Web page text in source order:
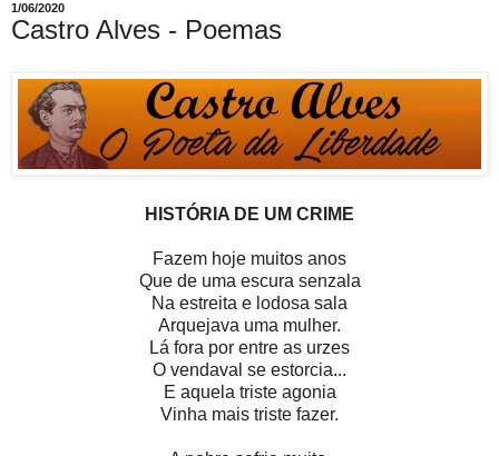
1/06/2020
Castro Alves - Poemas
HISTÓRIA DE UM CRIME
Fazem hoje muitos anos
Que de uma escura senzala
Na estreita e lodosa sala
Arquejava uma mulher.
Lá fora por entre as urzes
O vendaval se estorcia...
E aquela triste agonia
Vinha mais triste fazer.